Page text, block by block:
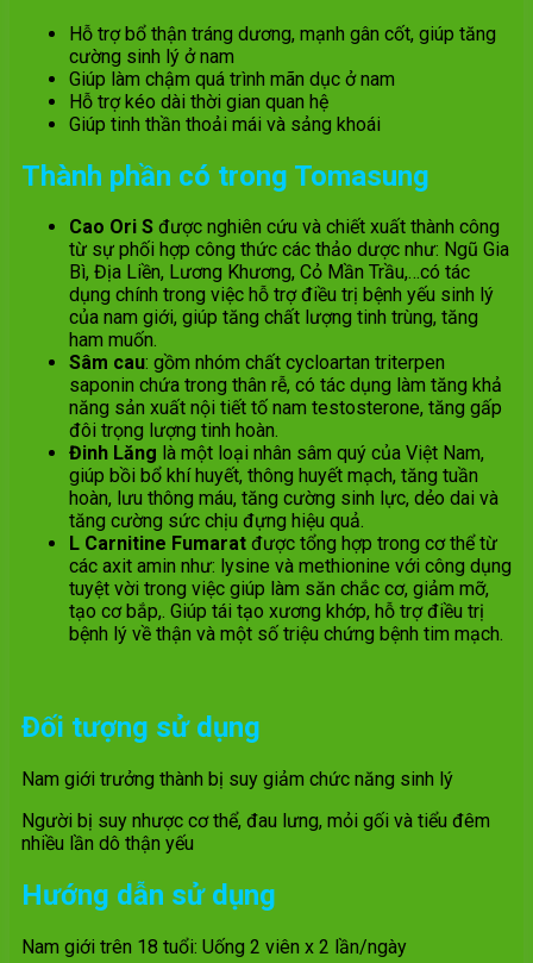
Hỗ trợ bổ thận tráng dương, mạnh gân cốt, giúp tăng
cường sinh lý ở nam
Giúp làm chậm quá trình mãn dục ở nam
Hỗ trợ kéo dài thời gian quan hệ
Giúp tinh thần thoải mái và sảng khoái
Thành phần có trong Tomasung
Cao Ori S được nghiên cứu và chiết xuất thành công
từ sự phối hợp công thức các thảo dược như: Ngũ Gia
Bì, Địa Liền, Lương Khương, Cỏ Mần Trầu,…có tác
dụng chính trong việc hỗ trợ điều trị bệnh yếu sinh lý
của nam giới, giúp tăng chất lượng tinh trùng, tăng
ham muốn.
Sâm cau: gồm nhóm chất cycloartan triterpen
saponin chứa trong thân rễ, có tác dụng làm tăng khả
năng sản xuất nội tiết tố nam testosterone, tăng gấp
đôi trọng lượng tinh hoàn.
Đinh Lăng là một loại nhân sâm quý của Việt Nam,
giúp bồi bổ khí huyết, thông huyết mạch, tăng tuần
hoàn, lưu thông máu, tăng cường sinh lực, dẻo dai và
tăng cường sức chịu đựng hiệu quả.
L Carnitine Fumarat được tổng hợp trong cơ thể từ
các axit amin như: lysine và methionine với công dụng
tuyệt vời trong việc giúp làm săn chắc cơ, giảm mỡ,
tạo cơ bắp,. Giúp tái tạo xương khớp, hỗ trợ điều trị
bệnh lý về thận và một số triệu chứng bệnh tim mạch.
Đối tượng sử dụng
Nam giới trưởng thành bị suy giảm chức năng sinh lý
Người bị suy nhược cơ thể, đau lưng, mỏi gối và tiểu đêm
nhiều lần dô thận yếu
Hướng dẫn sử dụng
Nam giới trên 18 tuổi: Uống 2 viên x 2 lần/ngày